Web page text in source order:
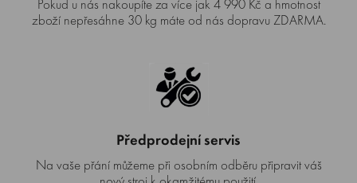
Pokud u nás nakoupíte za více jak 4 990 Kč a hmotnost
zboží nepřesáhne 30 kg máte od nás dopravu ZDARMA.
Předprodejní servis
Na vaše přání můžeme při osobním odběru připravit váš